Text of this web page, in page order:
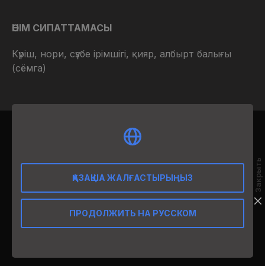
ӨНІМ СИПАТТАМАСЫ
Күріш, нори, сүзбе ірімшігі, қияр, албырт балығы
(сёмга)
Орал,
ҚАЗАҚША ЖАЛҒАСТЫРЫҢЫЗ
ПРОДОЛЖИТЬ НА РУССКОМ
Закрыть